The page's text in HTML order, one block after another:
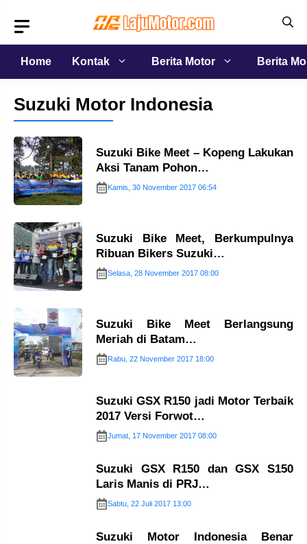
isi
Home
Kontak Berita Motor Berita
Suzuki Motor Indonesia
Suzuki Bike Meet – Kopeng Lakukan
Aksi Tanam Pohon…
Kamis, 30 November 2017 06:54
Suzuki Bike Meet, Berkumpulnya
Ribuan Bikers Suzuki…
Selasa, 28 November 2017 08:00
Suzuki Bike Meet Berlangsung
Meriah di Batam…
Rabu, 22 November 2017 18:00
Suzuki GSX R150 jadi Motor Terbaik
2017 Versi Forwot…
Jumat, 17 November 2017 08:00
Suzuki GSX R150 dan GSX S150
Laris Manis di PRJ…
Sabtu, 22 Juli 2017 13:00
Suzuki Motor Indonesia Benar